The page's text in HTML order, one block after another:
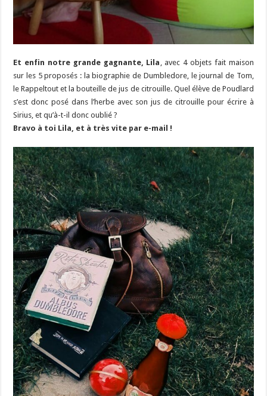
Et enfin notre grande gagnante, Lila , avec 4 objets fait maison
sur les 5 proposés : la biographie de Dumbledore, le journal de Tom,
le Rappeltout et la bouteille de jus de citrouille. Quel élève de Poudlard
s’est donc posé dans l’herbe avec son jus de citrouille pour écrire à
Sirius, et qu’à-t-il donc oublié ?
Bravo à toi Lila, et à très vite par e-mail !